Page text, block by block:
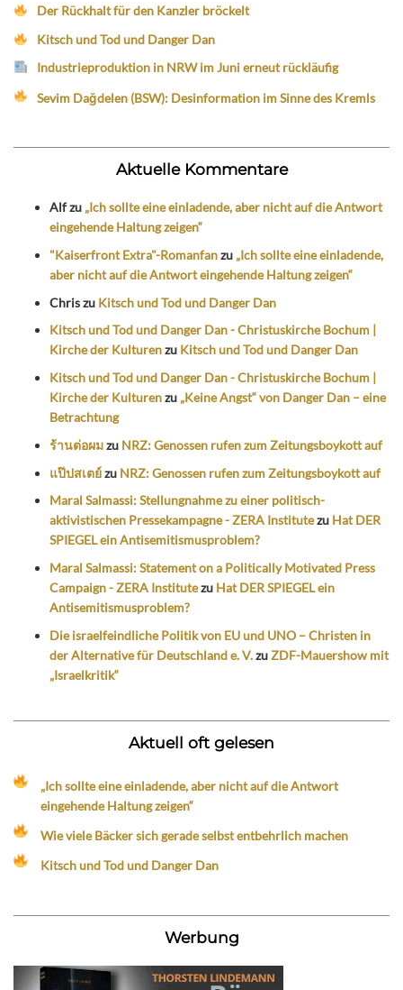
Der Rückhalt für den Kanzler bröckelt
Kitsch und Tod und Danger Dan
Industrieproduktion in NRW im Juni erneut rückläufig
Sevim Dağdelen (BSW): Desinformation im Sinne des Kremls
Aktuelle Kommentare
Alfzu „Ich sollte eine einladende, aber nicht auf die Antwort
eingehende Haltung zeigen“
"Kaiserfront Extra"-Romanfanzu „Ich sollte eine einladende,
aber nicht auf die Antwort eingehende Haltung zeigen“
Chriszu Kitsch und Tod und Danger Dan
Kitsch und Tod und Danger Dan - Christuskirche Bochum |
Kirche der Kulturenzu Kitsch und Tod und Danger Dan
Kitsch und Tod und Danger Dan - Christuskirche Bochum |
Kirche der Kulturenzu „Keine Angst“ von Danger Dan – eine
Betrachtung
ร้านต่อผมzu NRZ: Genossen rufen zum Zeitungsboykott auf
แป๊ปสเตย์zu NRZ: Genossen rufen zum Zeitungsboykott auf
Maral Salmassi: Stellungnahme zu einer politisch-
aktivistischen Pressekampagne - ZERA Institutezu Hat DER
SPIEGEL ein Antisemitismusproblem?
Maral Salmassi: Statement on a Politically Motivated Press
Campaign - ZERA Institutezu Hat DER SPIEGEL ein
Antisemitismusproblem?
Die israelfeindliche Politik von EU und UNO – Christen in
der Alternative für Deutschland e. V.zuZDF-Mauershow mit
„Israelkritik“
Aktuell oft gelesen
„Ich sollte eine einladende, aber nicht auf die Antwort
eingehende Haltung zeigen“
Wie viele Bäcker sich gerade selbst entbehrlich machen
Kitsch und Tod und Danger Dan
Werbung